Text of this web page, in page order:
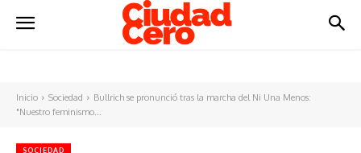
Inicio Sociedad
Bullrich se pronunció tras la marcha del Ni Una Menos:
"Nuestro feminismo...
SOCIEDAD